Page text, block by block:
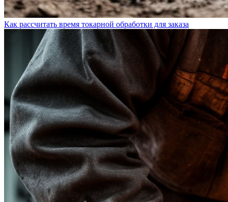
Как рассчитать время токарной обработки для заказа